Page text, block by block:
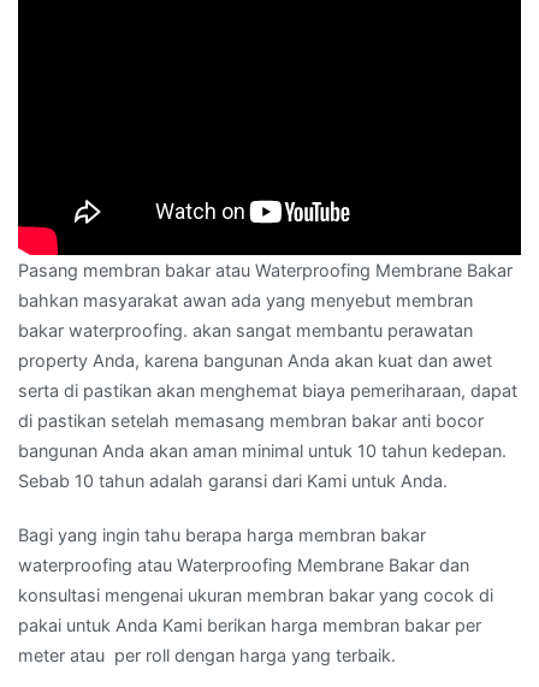
Pasang membran bakar atau Waterproofing Membrane Bakar
bahkan masyarakat awan ada yang menyebut membran
bakar waterproofing. akan sangat membantu perawatan
property Anda, karena bangunan Anda akan kuat dan awet
serta di pastikan akan menghemat biaya pemeriharaan, dapat
di pastikan setelah memasang membran bakar anti bocor
bangunan Anda akan aman minimal untuk 10 tahun kedepan.
Sebab 10 tahun adalah garansi dari Kami untuk Anda.
Bagi yang ingin tahu berapa harga membran bakar
waterproofing atau Waterproofing Membrane Bakar dan
konsultasi mengenai ukuran membran bakar yang cocok di
pakai untuk Anda Kami berikan harga membran bakar per
meter atau per roll dengan harga yang terbaik.